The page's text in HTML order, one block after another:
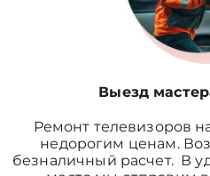
Выезд
Ремонт телевизоров
недорогим ценам.
безналичный расчет. В